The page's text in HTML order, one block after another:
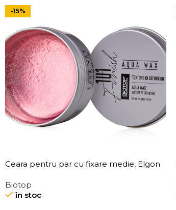
-15%
Ceara pentru par cu fixare medie, Elgon
Biotop
în stoc